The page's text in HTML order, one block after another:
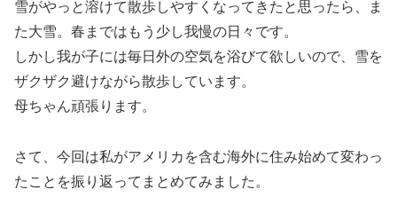
雪がやっと溶けて散歩しやすくなってきたと思ったら、ま
た大雪。春まではもう少し我慢の日々です。
しかし我が子には毎日外の空気を浴びて欲しいので、雪を
ザクザク避けながら散歩しています。
母ちゃん頑張ります。
さて、今回は私がアメリカを含む海外に住み始めて変わっ
たことを振り返ってまとめてみました。